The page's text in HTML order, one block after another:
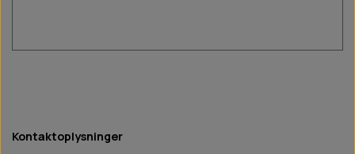
Kontaktoplysninger